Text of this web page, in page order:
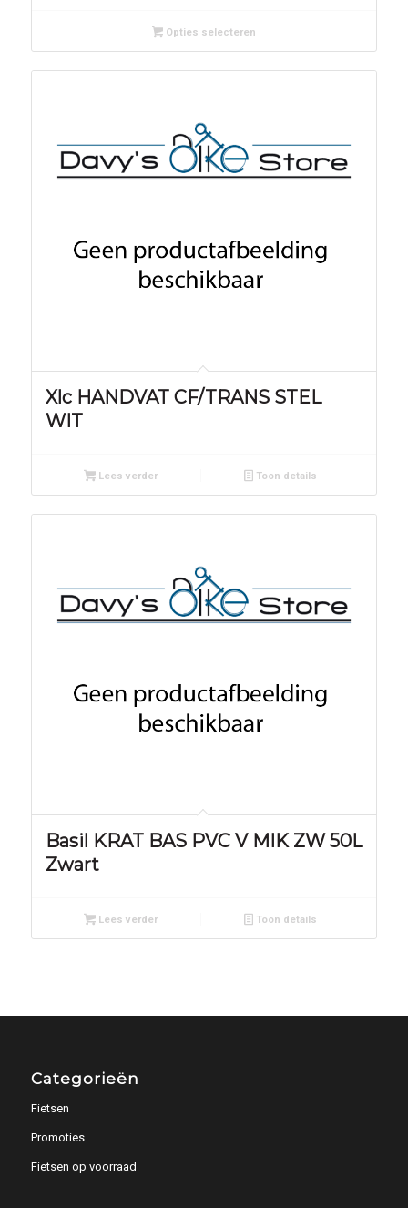
Opties selecteren
Xlc HANDVAT CF/TRANS STEL
WIT
Lees verder Toon details
Basil KRAT BAS PVC V MIK ZW 50L
Zwart
Lees verder Toon details
Categorieën
Fietsen
Promoties
Fietsen op voorraad